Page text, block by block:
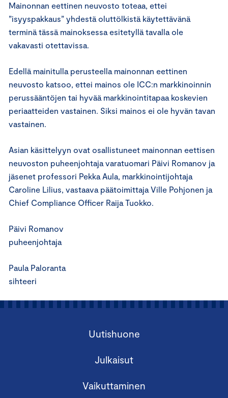
Mainonnan eettinen neuvosto toteaa, ettei
”isyyspakkaus” yhdestä oluttölkistä käytettävänä
terminä tässä mainoksessa esitetyllä tavalla ole
vakavasti otettavissa.
Edellä mainitulla perusteella mainonnan eettinen
neuvosto katsoo, ettei mainos ole ICC:n markkinoinnin
perussääntöjen tai hyvää markkinointitapaa koskevien
periaatteiden vastainen. Siksi mainos ei ole hyvän tavan
vastainen.
Asian käsittelyyn ovat osallistuneet mainonnan eettisen
neuvoston puheenjohtaja varatuomari Päivi Romanov ja
jäsenet professori Pekka Aula, markkinointijohtaja
Caroline Lilius, vastaava päätoimittaja Ville Pohjonen ja
Chief Compliance Officer Raija Tuokko.
Päivi Romanov
puheenjohtaja
Paula Paloranta
sihteeri
Uutishuone
Julkaisut
Vaikuttaminen